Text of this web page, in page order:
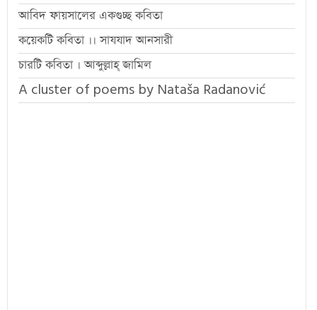
আবিদ ফায়সালের একগুচ্ছ কবিতা
কয়েকটি কবিতা ।। সাযযাদ আনসারী
চারটি কবিতা । আব্দুল্লাহ্ জামিল
A cluster of poems by Nataša Radanović